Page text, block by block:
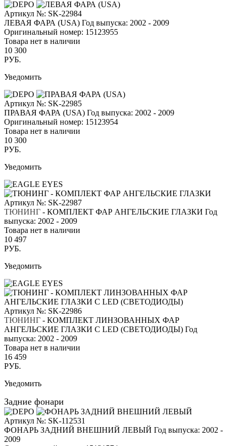
Артикул №: SK-22984
ЛЕВАЯ ФАРА (USA) Год выпуска: 2002 - 2009
Оригинальный номер: 15123955
Товара нет в наличии
10 300
РУБ.
Уведомить
Артикул №: SK-22985
ПРАВАЯ ФАРА (USA) Год выпуска: 2002 - 2009
Оригинальный номер: 15123954
Товара нет в наличии
10 300
РУБ.
Уведомить
Артикул №: SK-22987
ТЮНИНГ - КОМПЛЕКТ ФАР АНГЕЛЬСКИЕ ГЛАЗКИ Год
выпуска: 2002 - 2009
Товара нет в наличии
10 497
РУБ.
Уведомить
Артикул №: SK-22986
ТЮНИНГ - КОМПЛЕКТ ЛИНЗОВАННЫХ ФАР
АНГЕЛЬСКИЕ ГЛАЗКИ С LED (СВЕТОДИОДЫ) Год
выпуска: 2002 - 2009
Товара нет в наличии
16 459
РУБ.
Уведомить
Задние фонари
Артикул №: SK-112531
ФОНАРЬ ЗАДНИЙ ВНЕШНИЙ ЛЕВЫЙ Год выпуска: 2002 -
2009